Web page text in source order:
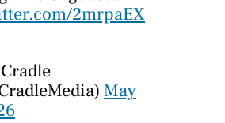
2mrpaEX
May